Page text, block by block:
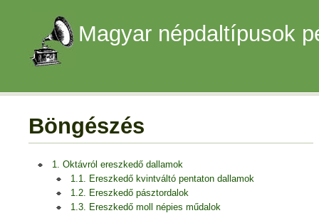
Magyar népdaltípusok
Böngészés
1. Oktávról ereszkedő dallamok
1.1. Ereszkedő kvintváltó pentaton dallamok
1.2. Ereszkedő pásztordalok
1.3. Ereszkedő moll népies műdalok